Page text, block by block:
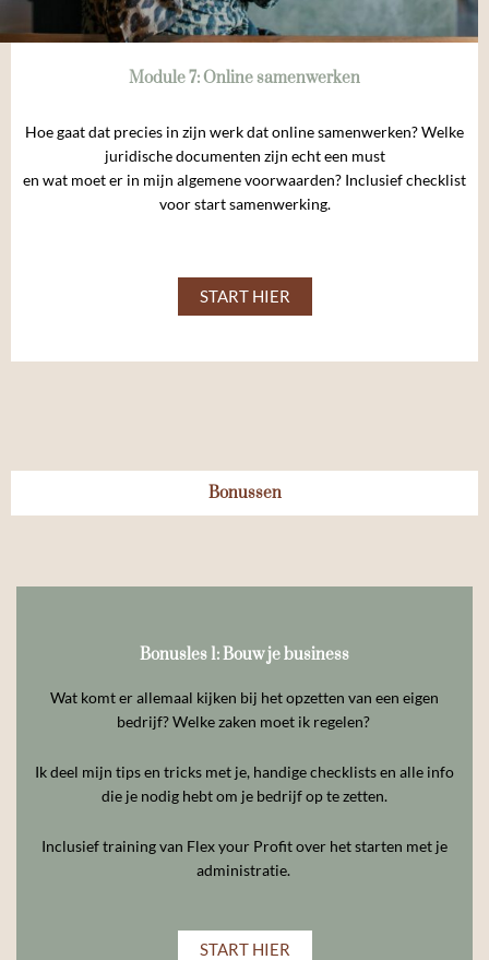
Module 7: Online samenwerken
Hoe gaat dat precies in zijn werk dat online samenwerken? Welke
juridische documenten zijn echt een must
en wat moet er in mijn algemene voorwaarden? Inclusief checklist
voor start samenwerking.
START HIER
Bonussen
Bonusles 1: Bouw je business
Wat komt er allemaal kijken bij het opzetten van een eigen
bedrijf? Welke zaken moet ik regelen?
Ik deel mijn tips en tricks met je, handige checklists en alle info
die je nodig hebt om je bedrijf op te zetten.
Inclusief training van Flex your Profit over het starten met je
administratie.
START HIER